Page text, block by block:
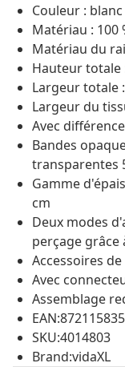
Couleur : blanc
Matériau : 100
Matériau du
Hauteur totale
Largeur totale
Largeur du
Avec
Bandes
transparentes
Gamme
cm
Deux modes
perçage grâce
Accessoires
Avec
Assemblage
SKU:4014803
Brand:vidaXL